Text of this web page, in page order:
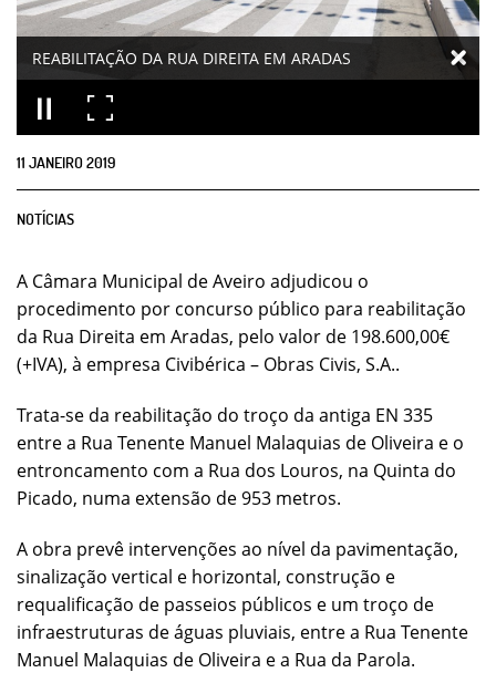
REABILITAÇÃO DA RUA DIREITA EM ARADAS
11 JANEIRO2019
NOTÍCIAS
A Câmara Municipal de Aveiro adjudicou o
procedimento por concurso público para reabilitação
da Rua Direita em Aradas, pelo valor de 198.600,00€
(+IVA), à empresa Civibérica – Obras Civis, S.A..
Trata-se da reabilitação do troço da antiga EN 335
entre a Rua Tenente Manuel Malaquias de Oliveira e o
entroncamento com a Rua dos Louros, na Quinta do
Picado, numa extensão de 953 metros.
A obra prevê intervenções ao nível da pavimentação,
sinalização vertical e horizontal, construção e
requalificação de passeios públicos e um troço de
infraestruturas de águas pluviais, entre a Rua Tenente
Manuel Malaquias de Oliveira e a Rua da Parola.